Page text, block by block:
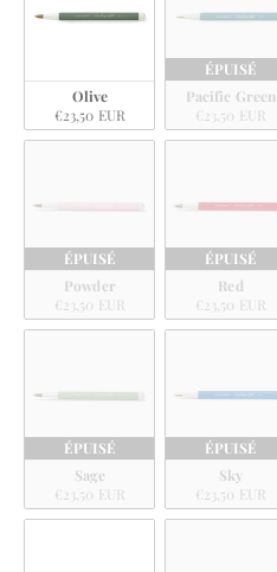
Olive
€23,50 EUR
ÉPUISÉ
Pacific Green
€23,50 EUR
ÉPUISÉ
Powder
€23,50 EUR
ÉPUISÉ
Red
€23,50 EUR
ÉPUISÉ
Sage
€23,50 EUR
ÉPUISÉ
Sky
€23,50 EUR